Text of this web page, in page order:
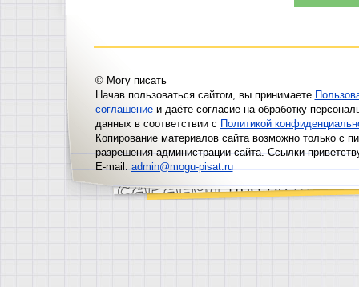
© Могу писать
Начав пользоваться сайтом, вы принимаете
соглашениеи даёте согласие на обработку
данных в соответствии сПолитикой
Копирование материалов сайта возможно только с
разрешения администрации сайта. Ссылки
E-mail:admin@mogu-pisat.ru